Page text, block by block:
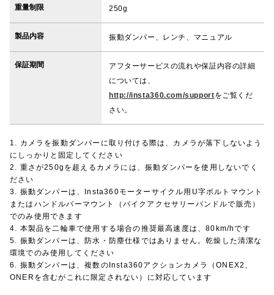
重量制限 250g
製品内容 振動ダンパー、レンチ、マニュアル
保証期間
アフターサービスの流れや保証内容の詳細
については、
http://insta360.com/supportをご覧くだ
さい。
1. カメラを振動ダンパーに取り付ける際は、カメラが落下しないよう
にしっかりと固定してください
2. 重さが250gを超えるカメラには、振動ダンパーを使用しないでく
ださい
3. 振動ダンパーは、Insta360モーターサイクル用U字ボルトマウント
またはハンドルバーマウント（バイクアクセサリーバンドルで販売）
でのみ使用できます
4. 本製品を二輪車で使用する場合の推奨最高速度は、80km/hです
5. 振動ダンパーは、防水・防塵仕様ではありません。乾燥した清潔な
環境でのみ使用してください
6. 振動ダンパーは、複数のInsta360アクションカメラ（ONEX2、
ONERを含むがこれに限定されない）に対応しています